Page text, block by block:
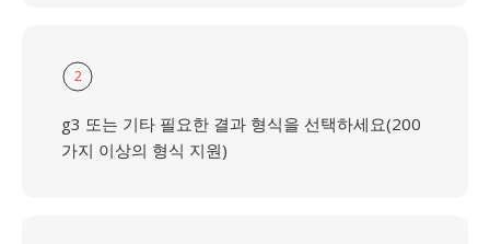
2
g3 또는 기타 필요한 결과 형식을 선택하세요(200
가지 이상의 형식 지원)